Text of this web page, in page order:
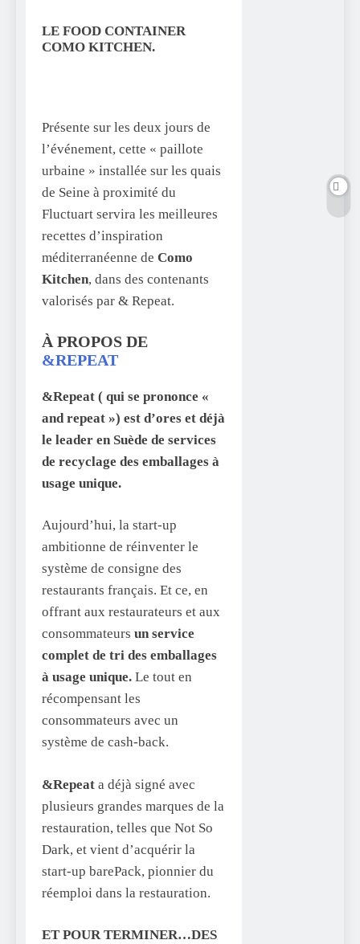
LE FOOD CONTAINER
COMO KITCHEN.
Présente sur les deux jours de
l’événement, cette « paillote
urbaine » installée sur les quais
de Seine à proximité du
Fluctuart servira les meilleures
recettes d’inspiration
méditerranéenne de Como
Kitchen, dans des contenants
valorisés par & Repeat.
À PROPOS DE
&REPEAT
&Repeat ( qui se prononce «
and repeat ») est d’ores et déjà
le leader en Suède de services
de recyclage des emballages à
usage unique.
Aujourd’hui, la start-up
ambitionne de réinventer le
système de consigne des
restaurants français. Et ce, en
offrant aux restaurateurs et aux
consommateurs un service
complet de tri des emballages
à usage unique. Le tout en
récompensant les
consommateurs avec un
système de cash-back.
&Repeat a déjà signé avec
plusieurs grandes marques de la
restauration, telles que Not So
Dark, et vient d’acquérir la
start-up barePack, pionnier du
réemploi dans la restauration.
ET POUR TERMINER…DES